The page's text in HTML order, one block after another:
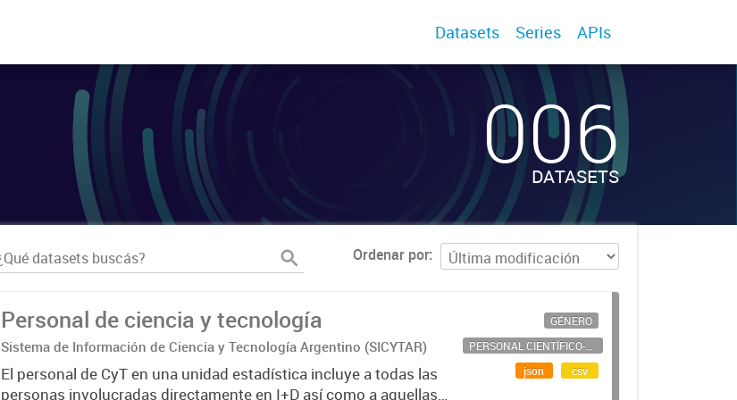
Datasets Series APIs
006
DATASETS
Ordenar por
Personal de ciencia y tecnología
Sistema de Información de Ciencia y Tecnología Argentino (SICYTAR)
El personal de CyT en una unidad estadística incluye a todas las
personas involucradas directamente en I+D así como a aquellas
GÉNERO
PERSONAL CIENTÍFICO-TECNOLÓGICO
json
csv